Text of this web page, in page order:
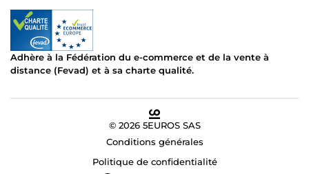
Adhère à la Fédération du e-commerce et de la vente à
distance (Fevad) et à sa charte qualité.
© 2026 5EUROS SAS
Conditions générales
Politique de confidentialité